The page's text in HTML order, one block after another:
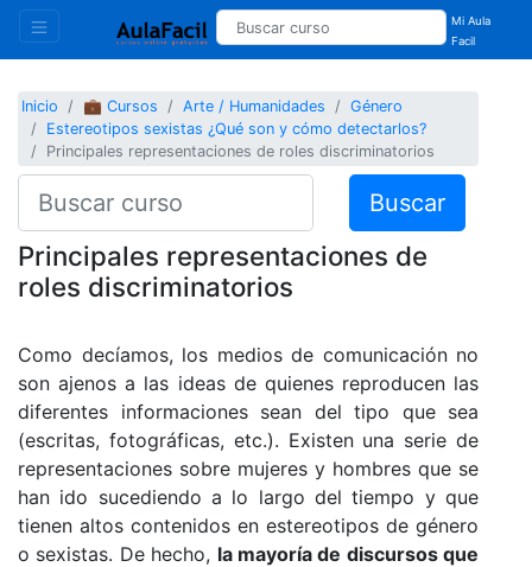
Mi Aula
Facil
Inicio 💼 Cursos Arte / Humanidades
Género
Estereotipos sexistas ¿Qué son y cómo detectarlos?
Principales representaciones de roles discriminatorios
Buscar
Principales representaciones de
roles discriminatorios
Como decíamos, los medios de comunicación no
son ajenos a las ideas de quienes reproducen las
diferentes informaciones sean del tipo que sea
(escritas, fotográficas, etc.). Existen una serie de
representaciones sobre mujeres y hombres que se
han ido sucediendo a lo largo del tiempo y que
tienen altos contenidos en estereotipos de género
o sexistas. De hecho, la mayoría de discursos que